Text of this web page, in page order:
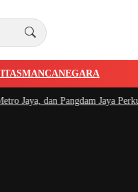
MANCANEGARA
dan Pangdam Jaya Perkuat